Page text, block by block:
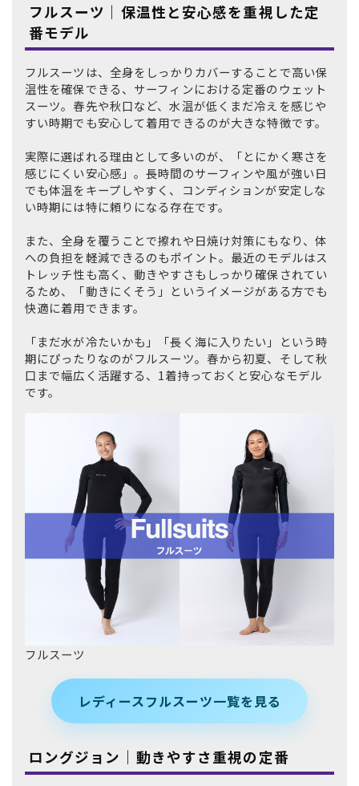
フルスーツ｜保温性と安心感を重視した定
番モデル
フルスーツは、全身をしっかりカバーすることで高い保
温性を確保できる、サーフィンにおける定番のウェット
スーツ。春先や秋口など、水温が低くまだ冷えを感じや
すい時期でも安心して着用できるのが大きな特徴です。
実際に選ばれる理由として多いのが、「とにかく寒さを
感じにくい安心感」。長時間のサーフィンや風が強い日
でも体温をキープしやすく、コンディションが安定しな
い時期には特に頼りになる存在です。
また、全身を覆うことで擦れや日焼け対策にもなり、体
への負担を軽減できるのもポイント。最近のモデルはス
トレッチ性も高く、動きやすさもしっかり確保されてい
るため、「動きにくそう」というイメージがある方でも
快適に着用できます。
「まだ水が冷たいかも」「長く海に入りたい」という時
期にぴったりなのがフルスーツ。春から初夏、そして秋
口まで幅広く活躍する、1着持っておくと安心なモデル
です。
フルスーツ
レディースフルスーツ一覧を見る
ロングジョン｜動きやすさ重視の定番